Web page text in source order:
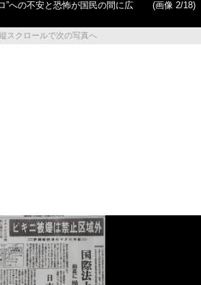
”への不安と恐怖が国民の間に広
(画像 2/18)
スクロールで次の写真へ